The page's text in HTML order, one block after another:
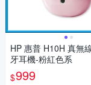
HP 惠普 H10H 真無
牙耳機-粉紅色系
$999